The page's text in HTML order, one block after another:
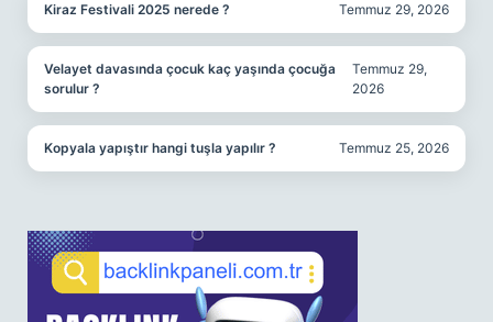
Kiraz Festivali 2025 nerede ? Temmuz 29, 2026
Velayet davasında çocuk kaç yaşında çocuğa
sorulur ?
Temmuz 29,
2026
Kopyala yapıştır hangi tuşla yapılır ? Temmuz 25, 2026